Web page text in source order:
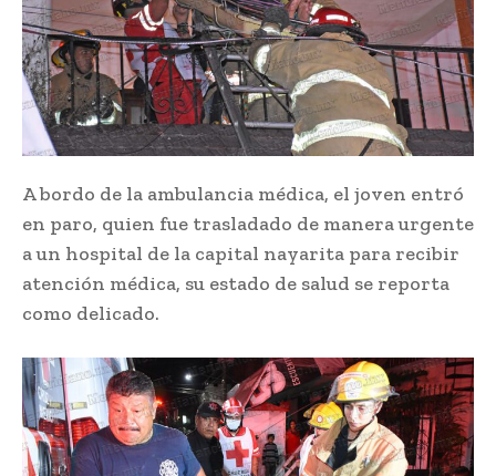
A bordo de la ambulancia médica, el joven entró
en paro, quien fue trasladado de manera urgente
a un hospital de la capital nayarita para recibir
atención médica, su estado de salud se reporta
como delicado.